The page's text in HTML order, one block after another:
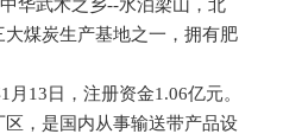
华武术之乡--水泊梁山，北
煤炭生产基地之一，拥有肥
13日，注册资金1.06亿元。
，是国内从事输送带产品设